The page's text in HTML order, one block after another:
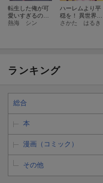
転生した俺が可
愛いすぎるの
で、愛されキャ
熱海 シン
ハーレムより平
穏を！ 異世界で
静かにニート姫
さかた はるき
ランキング
総合
本
漫画（コミック）
その他